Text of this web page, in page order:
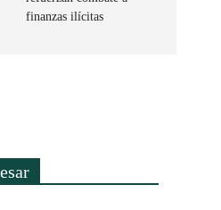
finanzas ilícitas